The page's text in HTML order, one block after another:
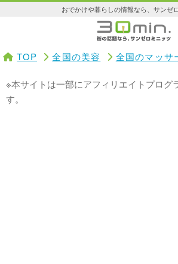
おでかけや暮らしの情報なら、サンゼ
TOP 全国の美容 全国のマッサ
※本サイトは一部にアフィリエイトプログ
す。